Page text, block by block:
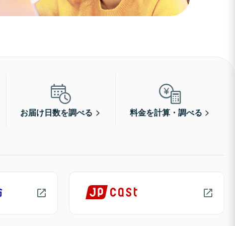
お届け日数を調べる 料金を計算・調べる